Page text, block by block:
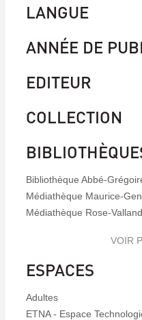
LANGUE
ANNÉE DE
EDITEUR
COLLECTION
Bibliothèque Abbé-
Médiathèque Maurice-
Médiathèque Rose-
VOIR
ESPACES
Adultes
ETNA - Espace